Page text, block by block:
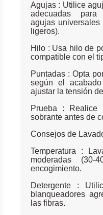
Agujas : Utilice
adecuadas para
agujas
ligeros).
Hilo : Usa hilo de
compatible con el
Puntadas : Opta
según el
ajustar la tensión
Prueba : Realice
sobrante antes de
Consejos de
Temperatura :
moderadas
encogimiento.
Detergente :
blanqueadores
las fibras.